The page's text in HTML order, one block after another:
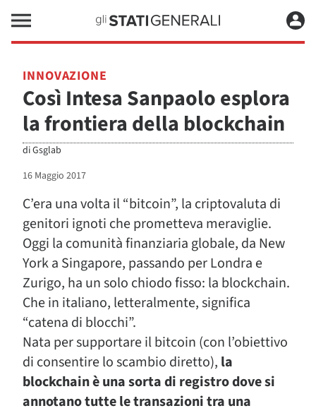
INNOVAZIONE
Così Intesa Sanpaolo esplora
la frontiera della blockchain
diGsglab
16 Maggio 2017
C’era una volta il “bitcoin”, la criptovaluta di
genitori ignoti che prometteva meraviglie.
Oggi la comunità finanziaria globale, da New
York a Singapore, passando per Londra e
Zurigo, ha un solo chiodo fisso: la blockchain.
Che in italiano, letteralmente, significa
“catena di blocchi”.
Nata per supportare il bitcoin (con l’obiettivo
di consentire lo scambio diretto), la
blockchain è una sorta di registro dove si
annotano tutte le transazioni tra una